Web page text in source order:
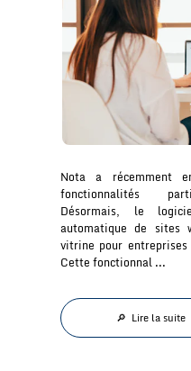
Nota a récemment
fonctionnalités
Désormais, le
automatique de sites
vitrine pour
Cette fonctionnal ...
🔎 Lire la suite